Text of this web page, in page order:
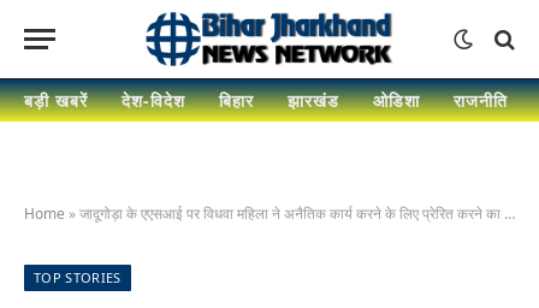
बड़ी खबरें देश-विदेश बिहार झारखंड ओडिशा राजनीति
Home »जादूगोड़ा के एएसआई पर विधवा महिला ने अनैतिक कार्य करने के लिए प्रेरित करने का लगाया आरोप
TOP STORIES